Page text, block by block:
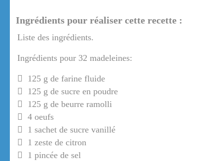
Ingrédients pour réaliser cette recette :
Liste des ingrédients.
Ingrédients pour 32 madeleines:
125 g de farine fluide
125 g de sucre en poudre
125 g de beurre ramolli
4 oeufs
1 sachet de sucre vanillé
1 zeste de citron
1 pincée de sel